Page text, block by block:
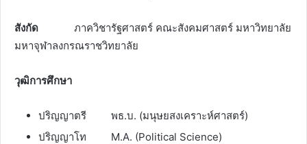
สังกัด ภาควิชารัฐศาสตร์ คณะสังคมศาสตร์ มหาวิทยาลัย
มหาจุฬาลงกรณราชวิทยาลัย
วุฒิการศึกษา
ปริญญาตรี พธ.บ. (มนุษยสงเคราะห์ศาสตร์)
ปริญญาโท M.A. (Political Science)